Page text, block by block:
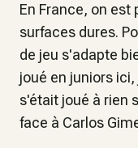
En France, on
surfaces dures.
de jeu s'adapte
joué en juniors
s'était joué à rien
face à Carlos